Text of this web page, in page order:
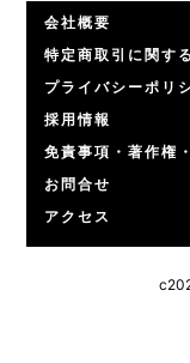
会社概要
特定商取引に関す
プライバシーポリ
採用情報
免責事項・著作権
お問合せ
アクセス